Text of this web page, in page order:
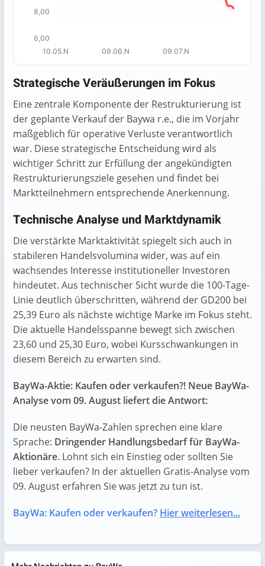
10.05.N 09.06.N 09.07.N
6,00
8,00
Strategische Veräußerungen im Fokus
Eine zentrale Komponente der Restrukturierung ist
der geplante Verkauf der Baywa r.e., die im Vorjahr
maßgeblich für operative Verluste verantwortlich
war. Diese strategische Entscheidung wird als
wichtiger Schritt zur Erfüllung der angekündigten
Restrukturierungsziele gesehen und findet bei
Marktteilnehmern entsprechende Anerkennung.
Technische Analyse und Marktdynamik
Die verstärkte Marktaktivität spiegelt sich auch in
stabileren Handelsvolumina wider, was auf ein
wachsendes Interesse institutioneller Investoren
hindeutet. Aus technischer Sicht wurde die 100-Tage-
Linie deutlich überschritten, während der GD200 bei
25,39 Euro als nächste wichtige Marke im Fokus steht.
Die aktuelle Handelsspanne bewegt sich zwischen
23,60 und 25,30 Euro, wobei Kursschwankungen in
diesem Bereich zu erwarten sind.
BayWa-Aktie: Kaufen oder verkaufen?! Neue BayWa-
Analyse vom 09. August liefert die Antwort:
Die neusten BayWa-Zahlen sprechen eine klare
Sprache: Dringender Handlungsbedarf für BayWa-
Aktionäre. Lohnt sich ein Einstieg oder sollten Sie
lieber verkaufen? In der aktuellen Gratis-Analyse vom
09. August erfahren Sie was jetzt zu tun ist.
BayWa: Kaufen oder verkaufen? Hier weiterlesen...